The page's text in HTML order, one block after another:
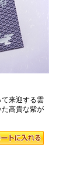
来迎する雲
た高貴な紫が